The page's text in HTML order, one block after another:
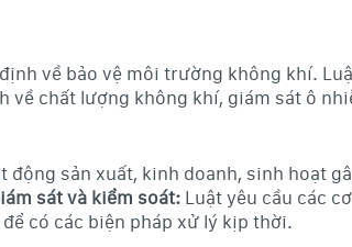
về bảo vệ môi trường không khí.
chất lượng không khí, giám sát ô
động sản xuất, kinh doanh, sinh hoạt
sát và kiểm soát:Luật yêu cầu các
có các biện pháp xử lý kịp thời.